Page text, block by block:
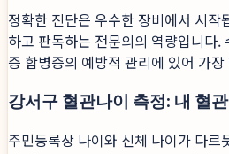
정확한 진단은 우수한 장비에서 시
하고 판독하는 전문의의 역량입니다.
증 합병증의 예방적 관리에 있어 가
강서구 혈관나이 측정: 내 혈
주민등록상 나이와 신체 나이가 다